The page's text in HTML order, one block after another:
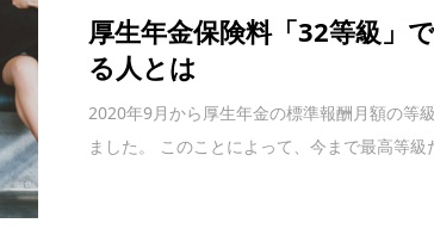
厚生年金保険料「32等級」
る人とは
2020年9月から厚生年金の標準報酬月額の等
ました。 このことによって、今まで最高等